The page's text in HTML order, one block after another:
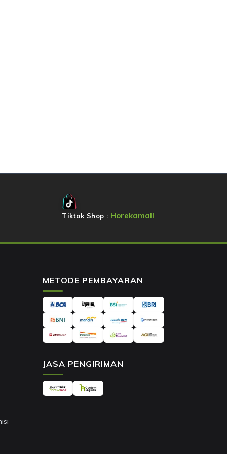
Tiktok Shop : Horekamall
-
METODE PEMBAYARAN
JASA PENGIRIMAN